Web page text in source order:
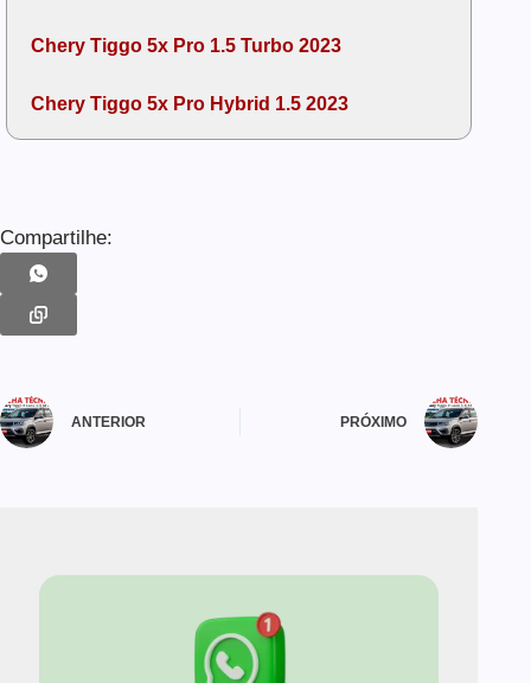
Chery Tiggo 5x Pro 1.5 Turbo 2023
Chery Tiggo 5x Pro Hybrid 1.5 2023
Compartilhe:
ANTERIOR PRÓXIMO